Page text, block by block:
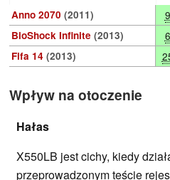
Anno 2070 (2011)
BioShock Infinite (2013)
Fifa 14 (2013)
Wpływ na otoczenie
Hałas
X550LB jest cichy, kiedy
przeprowadzonym teście